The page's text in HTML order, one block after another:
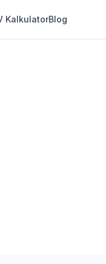
KalkulatorBlog